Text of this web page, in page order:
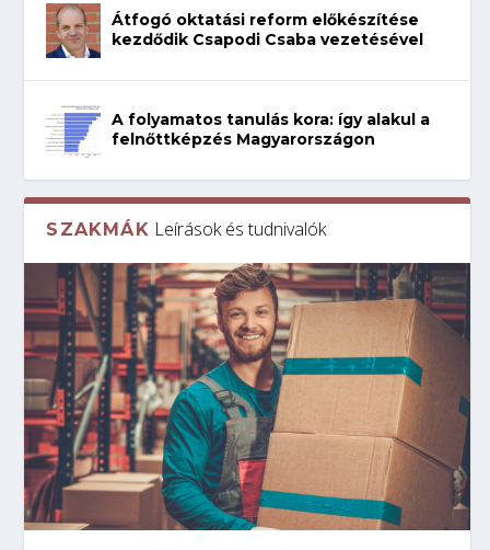
Átfogó oktatási reform előkészítése
kezdődik Csapodi Csaba vezetésével
A folyamatos tanulás kora: így alakul a
felnőttképzés Magyarországon
SZAKMÁK Leírások és tudnivalók